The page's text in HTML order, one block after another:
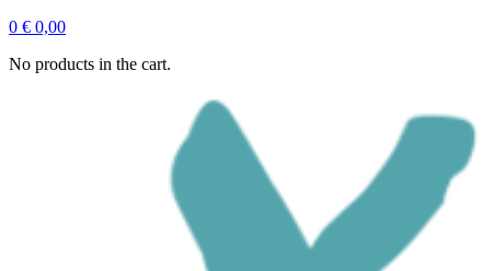
0 € 0,00
No products in the cart.